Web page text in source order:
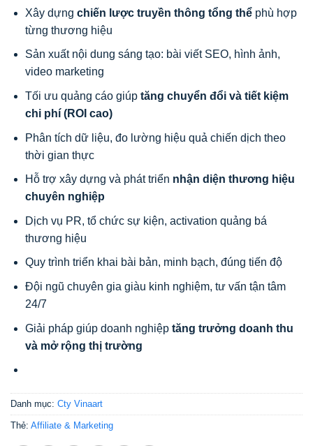
Xây dựng chiến lược truyền thông tổng thểphù hợp
từng thương hiệu
Sản xuất nội dung sáng tạo: bài viết SEO, hình ảnh,
video marketing
Tối ưu quảng cáo giúp tăng chuyển đổi và tiết kiệm
chi phí (ROI cao)
Phân tích dữ liệu, đo lường hiệu quả chiến dịch theo
thời gian thực
Hỗ trợ xây dựng và phát triển nhận diện thương hiệu
chuyên nghiệp
Dịch vụ PR, tổ chức sự kiện, activation quảng bá
thương hiệu
Quy trình triển khai bài bản, minh bạch, đúng tiến độ
Đội ngũ chuyên gia giàu kinh nghiệm, tư vấn tận tâm
24/7
Giải pháp giúp doanh nghiệp tăng trưởng doanh thu
và mở rộng thị trường
Danh mục: Cty Vinaart
Thẻ: Affiliate & Marketing